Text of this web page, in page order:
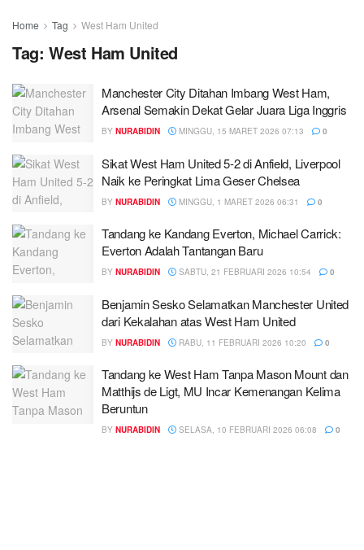
Home Tag West Ham United
Tag: West Ham United
Manchester City Ditahan Imbang West Ham,
Arsenal Semakin Dekat Gelar Juara Liga Inggris
BY NURABIDIN MINGGU, 15 MARET 2026 07:13 0
Sikat West Ham United 5-2 di Anfield, Liverpool
Naik ke Peringkat Lima Geser Chelsea
BY NURABIDIN MINGGU, 1 MARET 2026 06:31 0
Tandang ke Kandang Everton, Michael Carrick:
Everton Adalah Tantangan Baru
BY NURABIDIN SABTU, 21 FEBRUARI 2026 10:54 0
Benjamin Sesko Selamatkan Manchester United
dari Kekalahan atas West Ham United
BY NURABIDIN RABU, 11 FEBRUARI 2026 10:20 0
Tandang ke West Ham Tanpa Mason Mount dan
Matthijs de Ligt, MU Incar Kemenangan Kelima
Beruntun
BY NURABIDIN SELASA, 10 FEBRUARI 2026 06:08 0